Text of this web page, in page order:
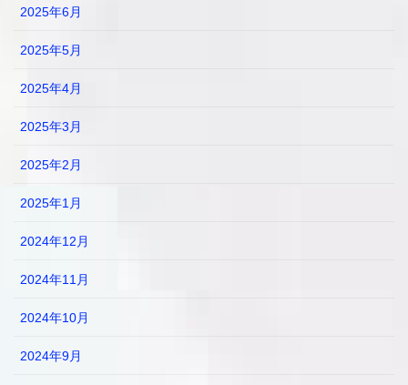
2025年6月
2025年5月
2025年4月
2025年3月
2025年2月
2025年1月
2024年12月
2024年11月
2024年10月
2024年9月